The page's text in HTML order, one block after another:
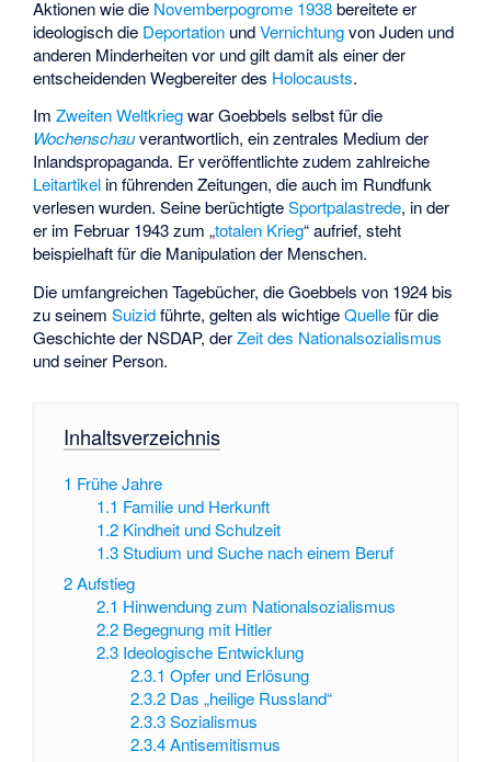
Aktionen wie die Novemberpogrome 1938bereitete er
ideologisch die Deportation undVernichtungvon Juden und
anderen Minderheiten vor und gilt damit als einer der
entscheidenden Wegbereiter des Holocausts.
ImZweiten Weltkriegwar Goebbels selbst für die
Wochenschauverantwortlich, ein zentrales Medium der
Inlandspropaganda. Er veröffentlichte zudem zahlreiche
Leitartikel in führenden Zeitungen, die auch im Rundfunk
verlesen wurden. Seine berüchtigteSportpalastrede, in der
er im Februar 1943 zum „totalen Krieg“ aufrief, steht
beispielhaft für die Manipulation der Menschen.
Die umfangreichen Tagebücher, die Goebbels von 1924 bis
zu seinemSuizidführte, gelten als wichtigeQuellefür die
Geschichte der NSDAP, derZeit des Nationalsozialismus
und seiner Person.
Inhaltsverzeichnis
1 Frühe Jahre
1.1 Familie und Herkunft
1.2 Kindheit und Schulzeit
1.3 Studium und Suche nach einem Beruf
2Aufstieg
2.1 Hinwendung zum Nationalsozialismus
2.2 Begegnung mit Hitler
2.3 Ideologische Entwicklung
2.3.1 Opfer und Erlösung
2.3.2 Das „heilige Russland“
2.3.3 Sozialismus
2.3.4 Antisemitismus